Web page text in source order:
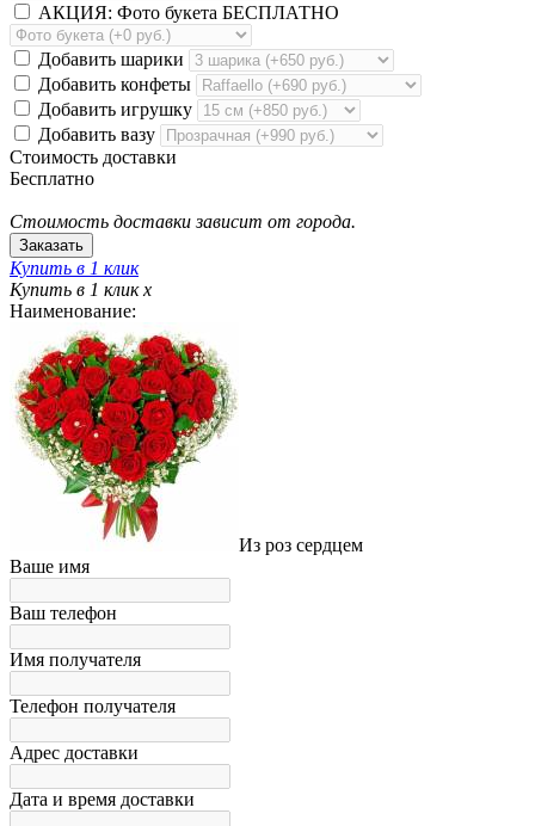
АКЦИЯ: Фото букета БЕСПЛАТНО
Добавить шарики
Добавить конфеты
Добавить игрушку
Добавить вазу
Стоимость доставки
Бесплатно
Стоимость доставки зависит от города.
Купить в 1 клик
Купить в 1 клик x
Наименование:
Из роз сердцем
Ваше имя
Ваш телефон
Имя получателя
Телефон получателя
Адрес доставки
Дата и время доставки